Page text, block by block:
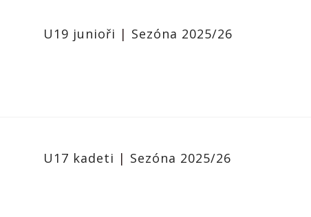
U19 junioři | Sezóna 2025/26
U17 kadeti | Sezóna 2025/26